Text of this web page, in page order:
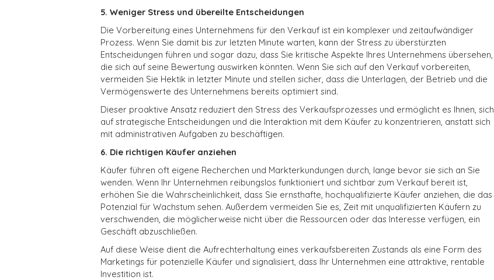
5. Weniger Stress und übereilte Entscheidungen
Die Vorbereitung eines Unternehmens für den Verkauf ist ein komplexer und zeitaufwändiger
Prozess. Wenn Sie damit bis zur letzten Minute warten, kann der Stress zu überstürzten
Entscheidungen führen und sogar dazu, dass Sie kritische Aspekte Ihres Unternehmens übersehen,
die sich auf seine Bewertung auswirken könnten. Wenn Sie sich auf den Verkauf vorbereiten,
vermeiden Sie Hektik in letzter Minute und stellen sicher, dass die Unterlagen, der Betrieb und die
Vermögenswerte des Unternehmens bereits optimiert sind.
Dieser proaktive Ansatz reduziert den Stress des Verkaufsprozesses und ermöglicht es Ihnen, sich
auf strategische Entscheidungen und die Interaktion mit dem Käufer zu konzentrieren, anstatt sich
mit administrativen Aufgaben zu beschäftigen.
6. Die richtigen Käufer anziehen
Käufer führen oft eigene Recherchen und Markterkundungen durch, lange bevor sie sich an Sie
wenden. Wenn Ihr Unternehmen reibungslos funktioniert und sichtbar zum Verkauf bereit ist,
erhöhen Sie die Wahrscheinlichkeit, dass Sie ernsthafte, hochqualifizierte Käufer anziehen, die das
Potenzial für Wachstum sehen. Außerdem vermeiden Sie es, Zeit mit unqualifizierten Käufern zu
verschwenden, die möglicherweise nicht über die Ressourcen oder das Interesse verfügen, ein
Geschäft abzuschließen.
Auf diese Weise dient die Aufrechterhaltung eines verkaufsbereiten Zustands als eine Form des
Marketings für potenzielle Käufer und signalisiert, dass Ihr Unternehmen eine attraktive, rentable
Investition ist.